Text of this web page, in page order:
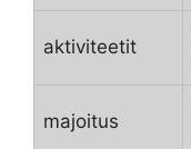
aktiviteetit
majoitus